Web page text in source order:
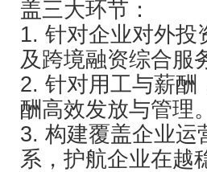
盖三大环节：
1. 针对企业对外投
及跨境融资综合服
2. 针对用工与薪酬
酬高效发放与管理。
3. 构建覆盖企业运
系，护航企业在越